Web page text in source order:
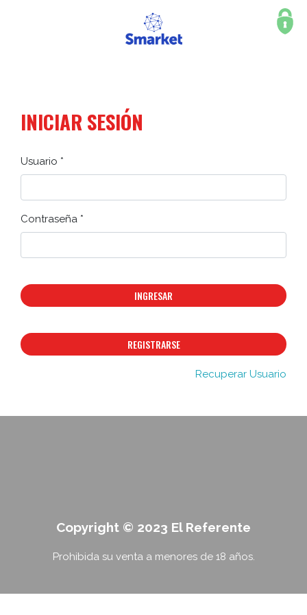
INICIAR SESIÓN
Usuario *
Contraseña *
INGRESAR
REGISTRARSE
Recuperar Usuario
Copyright © 2023 El Referente
Prohibida su venta a menores de 18 años.